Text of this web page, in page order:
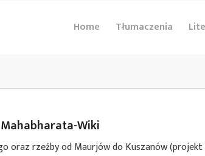
Home Tłumaczenia
Mahabharata-Wiki
rzeźby od Maurjów do Kuszanów